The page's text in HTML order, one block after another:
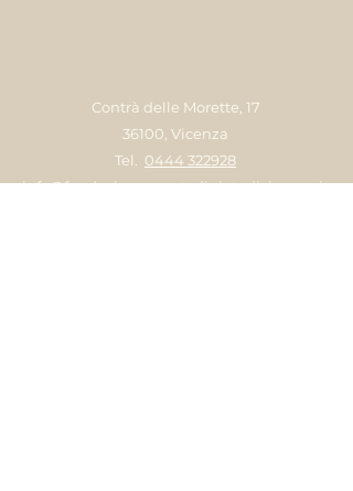
Contrà delle Morette, 17
36100, Vicenza
Tel. 0444 322928
info@fondazionemontedipietadivicenza.it